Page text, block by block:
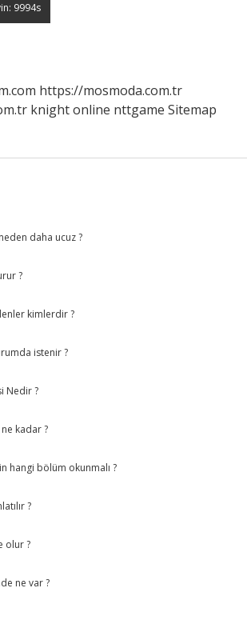
https://mosmoda.com.tr
knight online nttgame Sitemap
daha ucuz ?
?
kimlerdir ?
istenir ?
Nedir ?
kadar ?
hangi bölüm okunmalı ?
?
olur ?
ne var ?